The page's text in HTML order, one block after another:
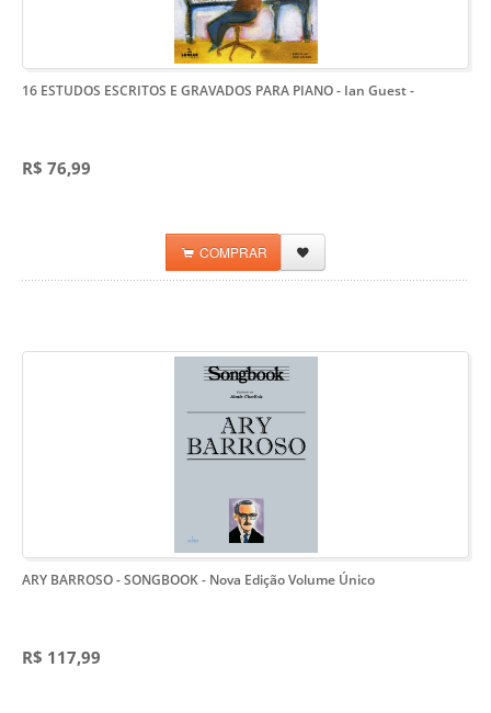
16 ESTUDOS ESCRITOS E GRAVADOS PARA PIANO - Ian Guest-
R$ 76,99
COMPRAR
ARY BARROSO - SONGBOOK- Nova Edição Volume Único
R$ 117,99